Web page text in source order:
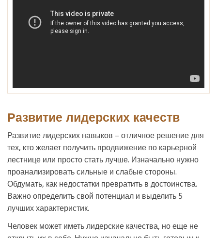
Развитие лидерских качеств
Развитие лидерских навыков – отличное решение для
тех, кто желает получить продвижение по карьерной
лестнице или просто стать лучше. Изначально нужно
проанализировать сильные и слабые стороны.
Обдумать, как недостатки превратить в достоинства.
Важно определить свой потенциал и выделить 5
лучших характеристик.
Человек может иметь лидерские качества, но еще не